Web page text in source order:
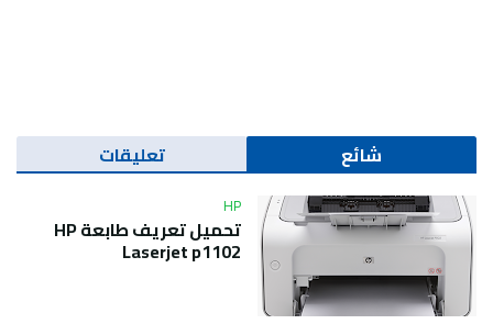
شائع تعليقات
HP
تحميل تعريف طابعة HP
Laserjet p1102